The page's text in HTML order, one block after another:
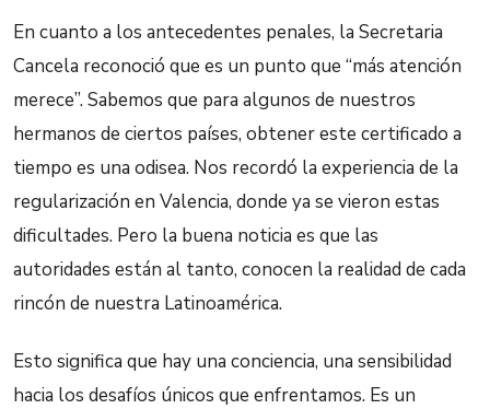
En cuanto a los antecedentes penales, la Secretaria
Cancela reconoció que es un punto que “más atención
merece”. Sabemos que para algunos de nuestros
hermanos de ciertos países, obtener este certificado a
tiempo es una odisea. Nos recordó la experiencia de la
regularización en Valencia, donde ya se vieron estas
dificultades. Pero la buena noticia es que las
autoridades están al tanto, conocen la realidad de cada
rincón de nuestra Latinoamérica.
Esto significa que hay una conciencia, una sensibilidad
hacia los desafíos únicos que enfrentamos. Es un